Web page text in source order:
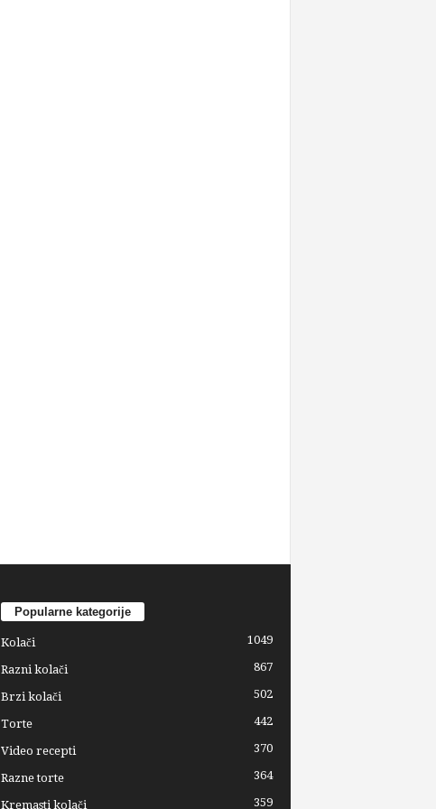
Popularne kategorije
Kolači 1049
Razni kolači 867
Brzi kolači 502
Torte 442
Video recepti 370
Razne torte 364
Kremasti kolači 359